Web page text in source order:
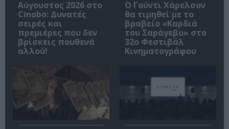
Αύγουστος 2026 στο
Cinobo: Δυνατές
σειρές και
πρεμιέρες που δεν
βρίσκεις πουθενά
αλλού!
Ο Γούντι Χάρελσον
θα τιμηθεί με το
βραβείο «Καρδιά
του Σαράγεβο» στο
32ο Φεστιβάλ
Κινηματογράφου